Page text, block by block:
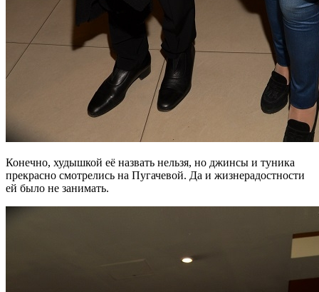
Конечно, худышкой её назвать нельзя, но джинсы и туника
прекрасно смотрелись на Пугачевой. Да и жизнерадостности
ей было не занимать.